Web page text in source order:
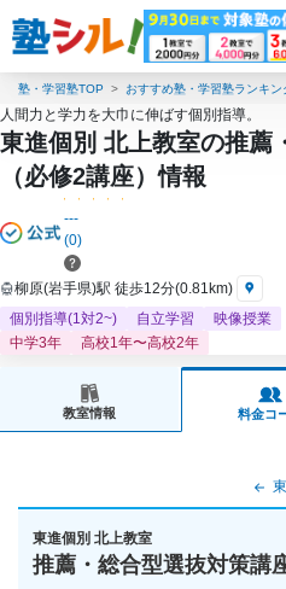
塾・学習塾TOP おすすめ塾・学習塾ランキン
人間力と学力を大巾に伸ばす個別指導。
東進個別 北上教室の推薦
（必修2講座）情報
---
(0)
柳原(岩手県)駅 徒歩12分(0.81km)
個別指導(1対2~)
自立学習
映像授業
中学3年
高校1年〜高校2年
教室情報 料金コ
東進個別 北上教室
推薦・総合型選抜対策講